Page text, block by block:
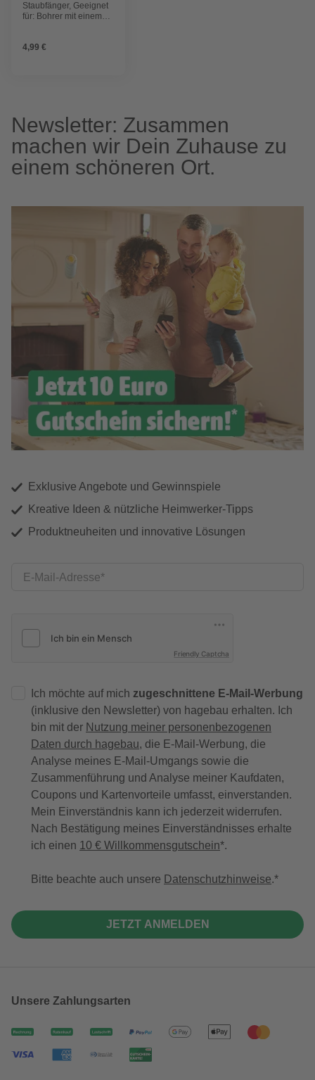
Staubfänger, Geeignet
für: Bohrer mit einem
4,99 €
Newsletter: Zusammen
machen wir Dein Zuhause zu
einem schöneren Ort.
Exklusive Angebote und Gewinnspiele
Kreative Ideen & nützliche Heimwerker-Tipps
Produktneuheiten und innovative Lösungen
E-Mail-Adresse
Friendly Captcha
Ich möchte auf mich zugeschnittene E-Mail-Werbung
(inklusive den Newsletter) von hagebau erhalten. Ich
bin mit der Nutzung meiner personenbezogenen
Daten durch hagebau, die E-Mail-Werbung, die
Analyse meines E-Mail-Umgangs sowie die
Zusammenführung und Analyse meiner Kaufdaten,
Coupons und Kartenvorteile umfasst, einverstanden.
Mein Einverständnis kann ich jederzeit widerrufen.
Nach Bestätigung meines Einverständnisses erhalte
ich einen 10 € Willkommensgutschein*.
Bitte beachte auch unsere Datenschutzhinweise.
JETZT ANMELDEN
Unsere Zahlungsarten